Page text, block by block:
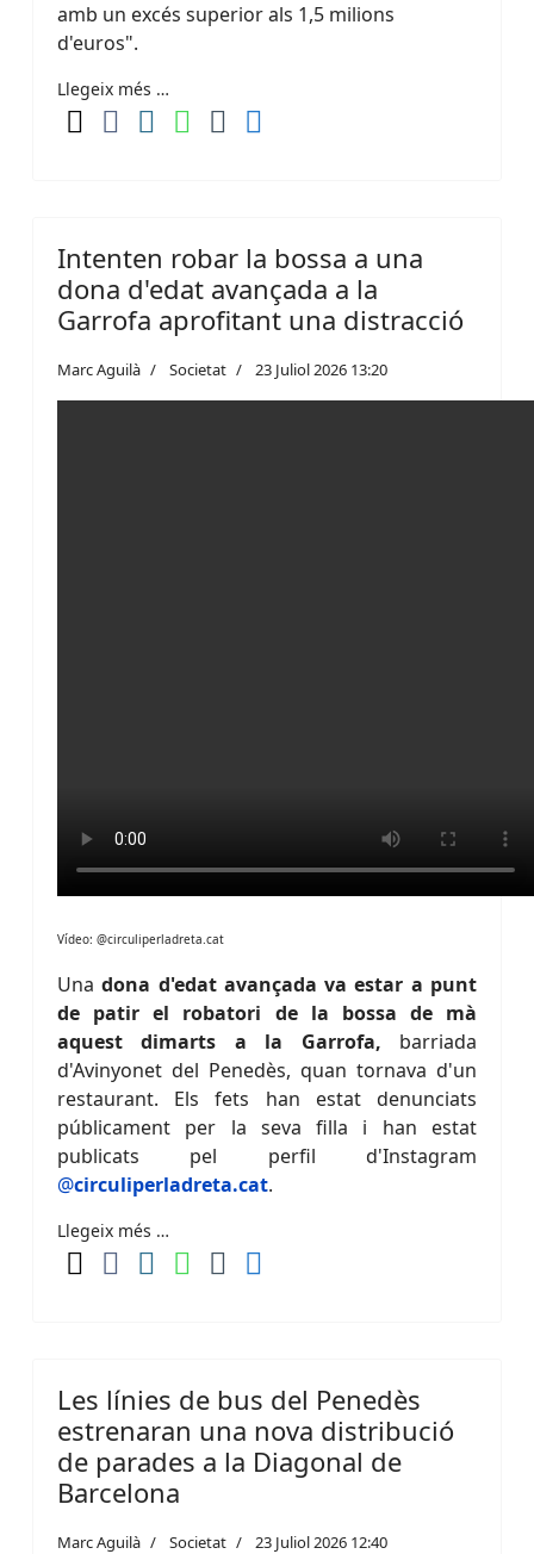
amb un excés superior als 1,5 milions
d'euros".
Llegeix més …
Intenten robar la bossa a una
dona d'edat avançada a la
Garrofa aprofitant una distracció
Marc Aguilà Societat 23 Juliol 2026 13:20
Vídeo: @circuliperladreta.cat
Unadona d'edat avançada va estar a punt
de patir el robatori de la bossa de mà
aquest dimarts a la Garrofa, barriada
d'Avinyonet del Penedès, quan tornava d'un
restaurant. Els fets han estat denunciats
públicament per la seva filla i han estat
publicats pel perfil d'Instagram
@circuliperladreta.cat.
Llegeix més …
Les línies de bus del Penedès
estrenaran una nova distribució
de parades a la Diagonal de
Barcelona
Marc Aguilà Societat 23 Juliol 2026 12:40